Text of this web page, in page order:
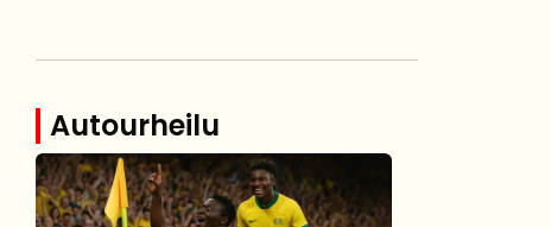
Autourheilu